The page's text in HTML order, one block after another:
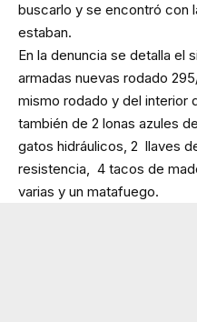
buscarlo y se encontró con
estaban.
En la denuncia se detalla el
armadas nuevas rodado
mismo rodado y del interior
también de 2 lonas azules
gatos hidráulicos, 2 llaves
resistencia, 4 tacos de
varias y un matafuego.